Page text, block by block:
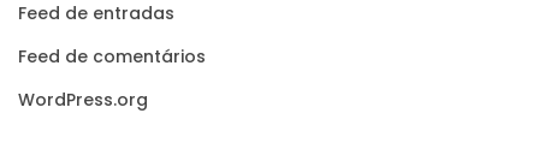
Feed de entradas
Feed de comentários
WordPress.org